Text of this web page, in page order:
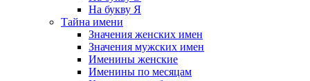
На букву Я
Тайна имени
Значения женских имен
Значения мужских имен
Именины женские
Именины по месяцам